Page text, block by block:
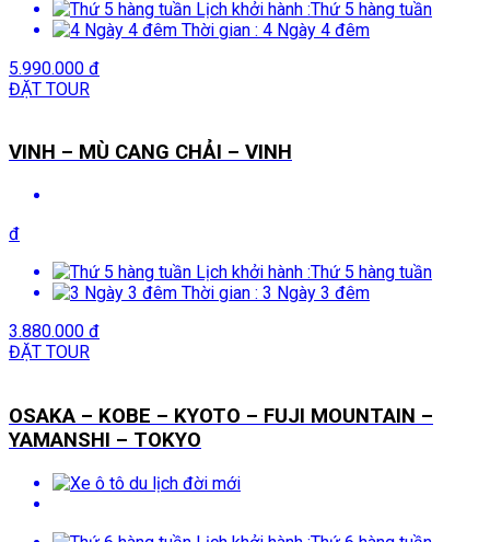
Lịch khởi hành :Thứ 5 hàng tuần
Thời gian : 4 Ngày 4 đêm
5.990.000 đ
ĐẶT TOUR
VINH – MÙ CANG CHẢI – VINH
đ
Lịch khởi hành :Thứ 5 hàng tuần
Thời gian : 3 Ngày 3 đêm
3.880.000 đ
ĐẶT TOUR
OSAKA – KOBE – KYOTO – FUJI MOUNTAIN –
YAMANSHI – TOKYO